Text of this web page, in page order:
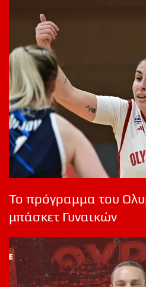
Το πρόγραμμα του
μπάσκετ Γυναικών